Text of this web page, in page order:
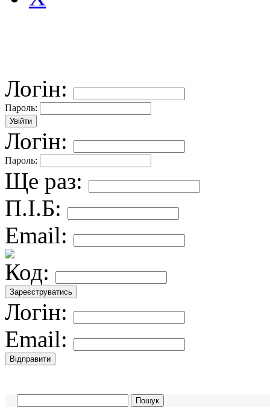
Логін:
Пароль:
Логін:
Пароль:
Ще раз:
П.І.Б:
Email:
Код:
Логін:
Email: